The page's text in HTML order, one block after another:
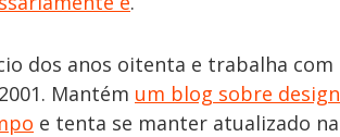
dos anos oitenta e trabalha com
Mantém um blog sobre design
e tenta se manter atualizado na